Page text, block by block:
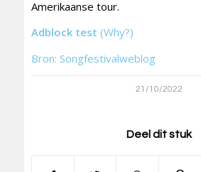
Amerikaanse tour.
Adblock test (Why?)
Bron: Songfestivalweblog
21/10/2022
Deel dit stuk